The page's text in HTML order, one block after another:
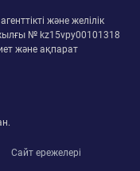
және желілік
№ kz15vpy00101318
және ақпарат
Сайт ережелері